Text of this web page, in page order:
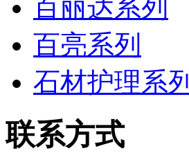
百丽达系列
百亮系列
石材护理系列
联系方式